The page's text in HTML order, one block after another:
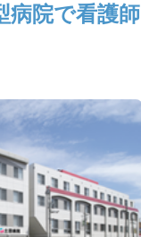
病院で看護師